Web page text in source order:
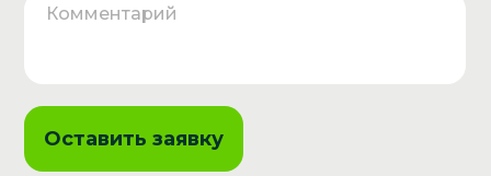
Оставить заявку